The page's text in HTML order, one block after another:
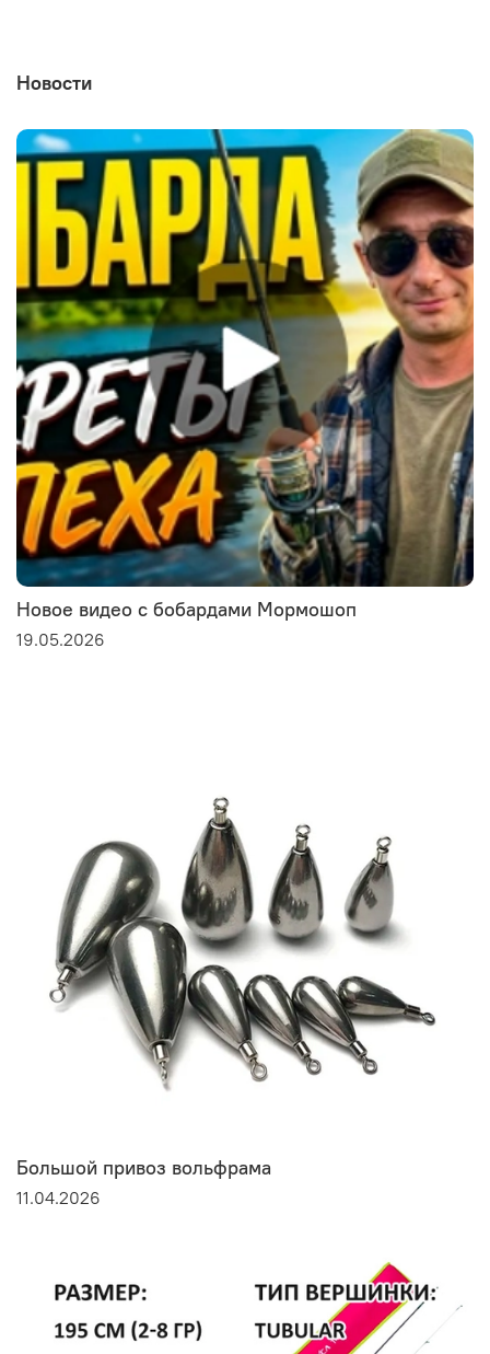
Новости
Новое видео с бобардами Мормошоп
19.05.2026
Большой привоз вольфрама
11.04.2026